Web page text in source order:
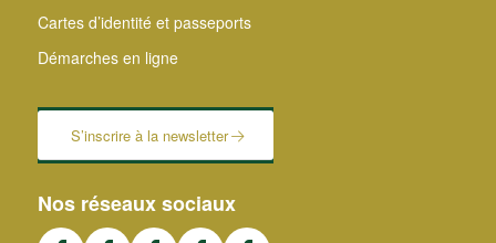
Cartes d’identité et passeports
Démarches en ligne
S’inscrire à la newsletter
Nos réseaux sociaux